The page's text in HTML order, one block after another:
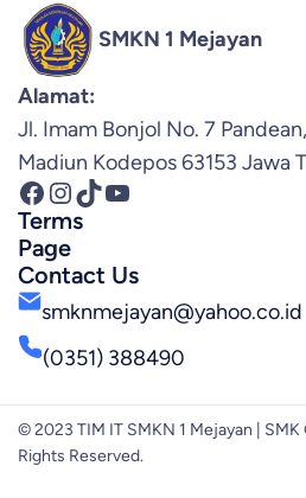
SMKN 1 Mejayan
Alamat:
Jl. Imam Bonjol No. 7
Madiun Kodepos 63153 Jawa
Facebook InstagramTikTok YouTube
Terms
Page
Contact Us
smknmejayan@yahoo.co.id
(0351) 388490
© 2023 TIM IT SMKN 1 Mejayan | SMK
Rights Reserved.